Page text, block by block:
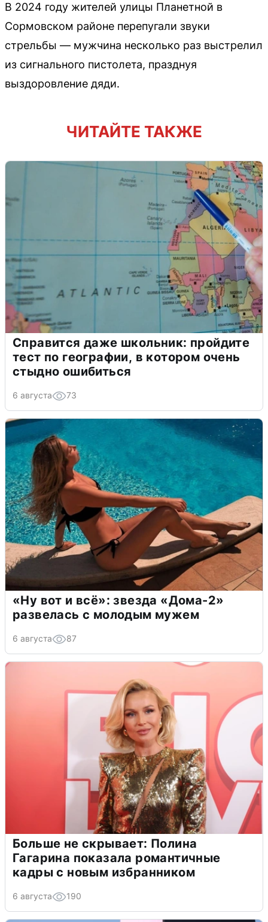
В 2024 году жителей улицы Планетной в
Сормовском районе перепугали звуки
стрельбы — мужчина несколько раз выстрелил
из сигнального пистолета, празднуя
выздоровление дяди.
ЧИТАЙТЕ ТАКЖЕ
Справится даже школьник: пройдите
тест по географии, в котором очень
стыдно ошибиться
6 августа 73
«Ну вот и всё»: звезда «Дома-2»
развелась с молодым мужем
6 августа 87
Больше не скрывает: Полина
Гагарина показала романтичные
кадры с новым избранником
6 августа 190